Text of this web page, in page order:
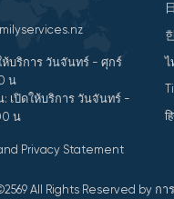
ไ
ห้บริการ วันจันทร์ - ศุกร์
น
: เปิดให้บริการ วันจันทร์ -
น
Privacy Statement
All Rights Reserved by ก